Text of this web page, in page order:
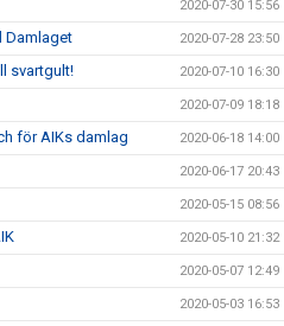
2020-07-30 15:56
Damlaget 2020-07-28 23:50
svartgult! 2020-07-10 16:30
2020-07-09 18:18
för AIKs damlag 2020-06-18 14:00
2020-06-17 20:43
2020-05-15 08:56
2020-05-10 21:32
2020-05-07 12:49
2020-05-03 16:53